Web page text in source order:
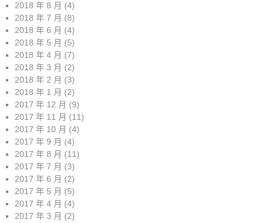
2018 年 8 月 (4)
2018 年 7 月 (8)
2018 年 6 月 (4)
2018 年 5 月 (5)
2018 年 4 月 (7)
2018 年 3 月 (2)
2018 年 2 月 (3)
2018 年 1 月 (2)
2017 年 12 月 (9)
2017 年 11 月 (11)
2017 年 10 月 (4)
2017 年 9 月 (4)
2017 年 8 月 (11)
2017 年 7 月 (3)
2017 年 6 月 (2)
2017 年 5 月 (5)
2017 年 4 月 (4)
2017 年 3 月 (2)